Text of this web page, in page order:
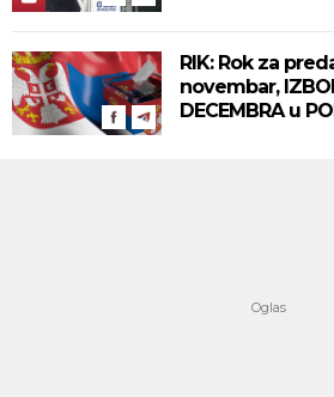
RIK: Rok za
novembar,
DECEMBRA u